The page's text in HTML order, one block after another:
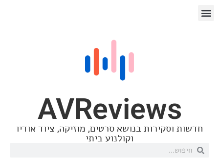
בנושא סרטים, מוזיקה, ציוד אודיו
וקולנוע ביתי